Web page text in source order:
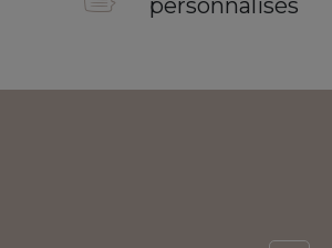
personnalisés